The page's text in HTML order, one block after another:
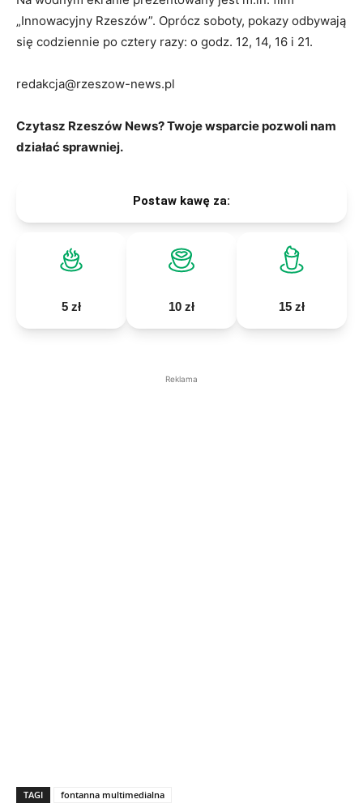
„Innowacyjny Rzeszów”. Oprócz soboty, pokazy odbywają
się codziennie po cztery razy: o godz. 12, 14, 16 i 21.
redakcja@rzeszow-news.pl
Czytasz Rzeszów News? Twoje wsparcie pozwoli nam
działać sprawniej.
Postaw kawę za:
5 zł 10 zł 15 zł
Reklama
TAGI fontanna multimedialna